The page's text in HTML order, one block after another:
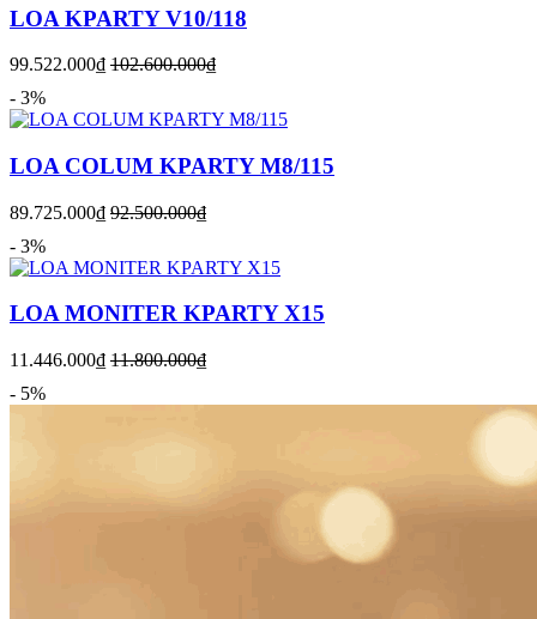
LOA KPARTY V10/118
99.522.000₫ 102.600.000₫
- 3%
LOA COLUM KPARTY M8/115
89.725.000₫ 92.500.000₫
- 3%
LOA MONITER KPARTY X15
11.446.000₫ 11.800.000₫
- 5%